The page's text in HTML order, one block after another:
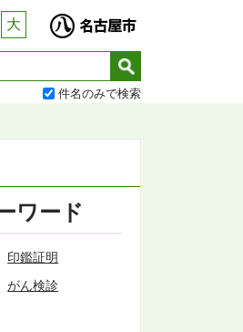
大
件名のみで検索
ワード
印鑑証明
がん検診